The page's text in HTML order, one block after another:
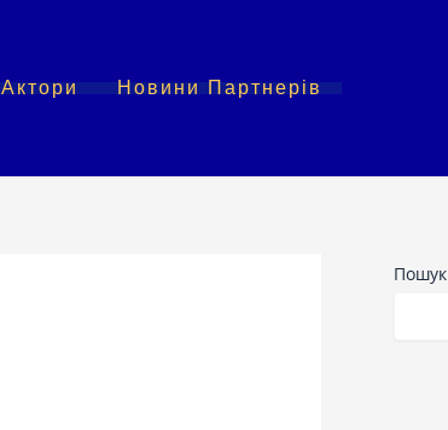
Актори Новини Партнерів
Пошук